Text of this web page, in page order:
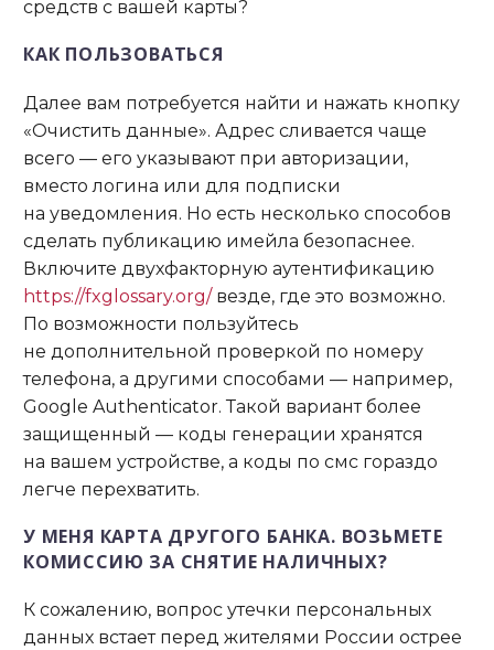
средств с вашей карты?
КАК ПОЛЬЗОВАТЬСЯ
Далее вам потребуется найти и нажать кнопку
«Очистить данные». Адрес сливается чаще
всего — его указывают при авторизации,
вместо логина или для подписки
на уведомления. Но есть несколько способов
сделать публикацию имейла безопаснее.
Включите двухфакторную аутентификацию
https://fxglossary.org/везде, где это возможно.
По возможности пользуйтесь
не дополнительной проверкой по номеру
телефона, а другими способами — например,
Google Authenticator. Такой вариант более
защищенный — коды генерации хранятся
на вашем устройстве, а коды по смс гораздо
легче перехватить.
У МЕНЯ КАРТА ДРУГОГО БАНКА. ВОЗЬМЕТЕ
КОМИССИЮ ЗА СНЯТИЕ НАЛИЧНЫХ?
К сожалению, вопрос утечки персональных
данных встает перед жителями России острее